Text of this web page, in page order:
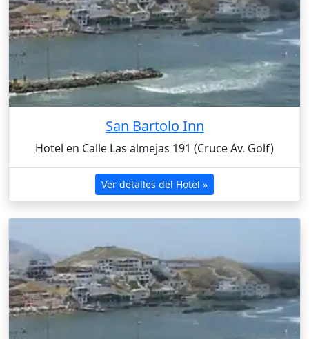
San Bartolo Inn
Hotel en Calle Las almejas 191 (Cruce Av. Golf)
Ver detalles del Hotel »